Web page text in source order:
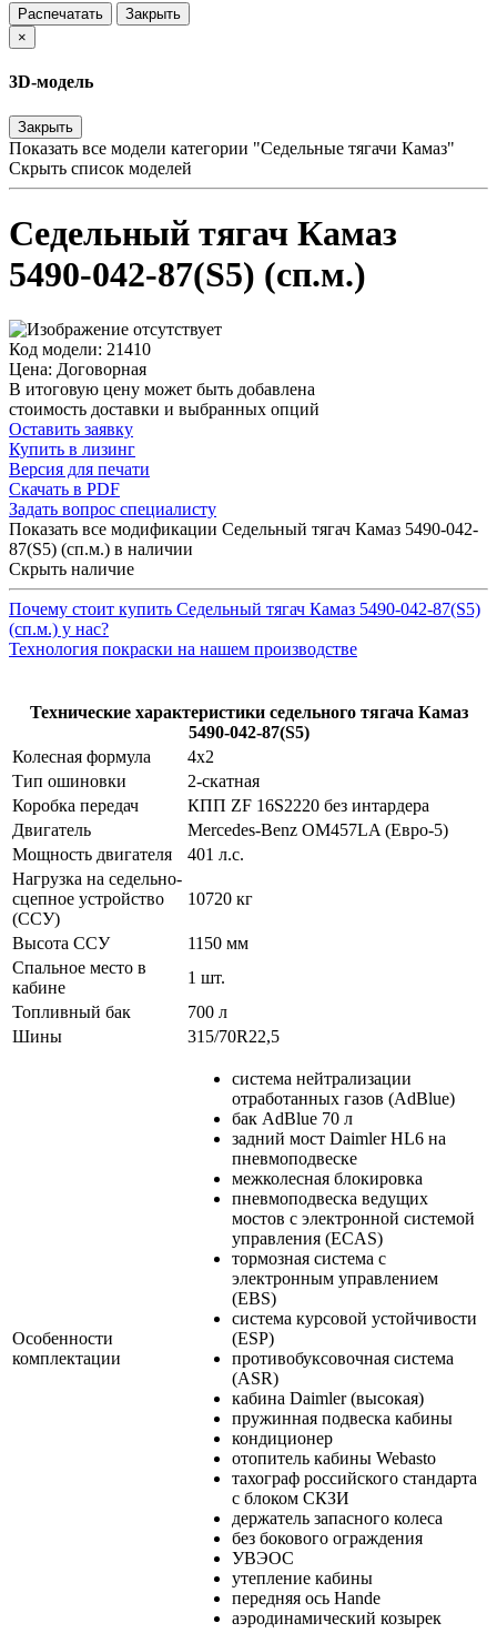
Распечатать
Закрыть
×
3D-модель
Закрыть
Показать все модели категории "Седельные тягачи Камаз"
Скрыть список моделей
Седельный тягач Камаз
5490-042-87(S5) (сп.м.)
Код модели: 21410
Цена: Договорная
В итоговую цену может быть добавлена
стоимость доставки и выбранных опций
Оставить заявку
Купить в лизинг
Версия для печати
Скачать в PDF
Задать вопрос специалисту
Показать все модификации Седельный тягач Камаз 5490-042-
87(S5) (сп.м.) в наличии
Скрыть наличие
Почему стоит купить Седельный тягач Камаз 5490-042-87(S5)
(сп.м.) у нас?
Технология покраски на нашем производстве
Технические характеристики седельного тягача Камаз
5490-042-87(S5)
Колесная формула
4х2
Тип ошиновки
2-скатная
Коробка передач
КПП ZF 16S2220 без интардера
Двигатель
Mercedes-Benz OM457LA (Евро-5)
Мощность двигателя
401 л.с.
Нагрузка на седельно-
сцепное устройство
(ССУ)
10720 кг
Высота ССУ
1150 мм
Спальное место в
кабине
1 шт.
Топливный бак
700 л
Шины
315/70R22,5
Особенности
комплектации
система нейтрализации
отработанных газов (AdBlue)
бак AdBlue 70 л
задний мост Daimler HL6 на
пневмоподвеске
межколесная блокировка
пневмоподвеска ведущих
мостов с электронной системой
управления (ECAS)
тормозная система с
электронным управлением
(EBS)
система курсовой устойчивости
(ESP)
противобуксовочная система
(ASR)
кабина Daimler (высокая)
пружинная подвеска кабины
кондиционер
отопитель кабины Webasto
тахограф российского стандарта
с блоком СКЗИ
держатель запасного колеса
без бокового ограждения
УВЭОС
утепление кабины
передняя ось Hande
аэродинамический козырек